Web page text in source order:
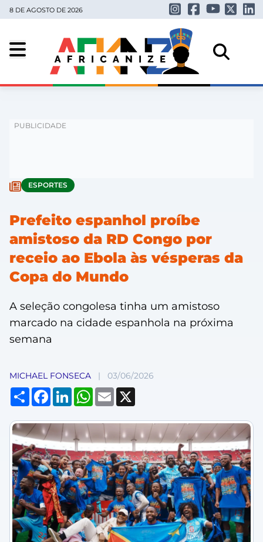
8 DE AGOSTO DE 2026
ESPORTES
Prefeito espanhol proíbe
amistoso da RD Congo por
receio ao Ebola às vésperas da
Copa do Mundo
A seleção congolesa tinha um amistoso
marcado na cidade espanhola na próxima
semana
MICHAEL FONSECA | 03/06/2026
Compartilhar
Facebook
LinkedInWhatsApp
Email